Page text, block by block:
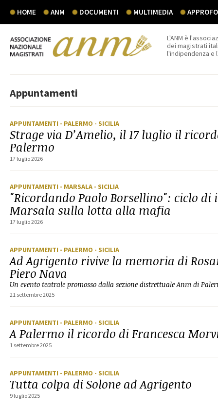
HOME ANM DOCUMENTI MULTIMEDIA
L'ANM è
dei magistrati
l'indipendenza e
Appuntamenti
APPUNTAMENTI - PALERMO - SICILIA
Strage via D’Amelio, il 17 luglio il
Palermo
17 luglio 2026
APPUNTAMENTI - MARSALA - SICILIA
"Ricordando Paolo Borsellino": ciclo
Marsala sulla lotta alla mafia
17 luglio 2026
APPUNTAMENTI - PALERMO - SICILIA
Ad Agrigento rivive la memoria di
Piero Nava
Un evento teatrale promosso dalla sezione distrettuale Anm di
21 settembre 2025
APPUNTAMENTI - PALERMO - SICILIA
A Palermo il ricordo di Francesca
1 settembre 2025
APPUNTAMENTI - PALERMO - SICILIA
Tutta colpa di Solone ad Agrigento
9 luglio 2025